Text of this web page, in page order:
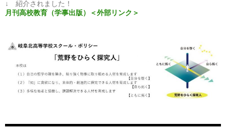
↓ 紹介されました！
月刊高校教育（学事出版）＜外部リンク＞